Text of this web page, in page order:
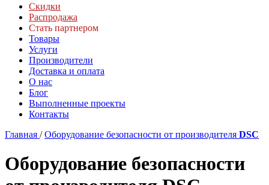
Скидки
Распродажа
Стать партнером
Товары
Услуги
Производители
Доставка и оплата
О нас
Блог
Выполненные проекты
Контакты
Главная /Оборудование безопасности от производителя DSC
Оборудование безопасности